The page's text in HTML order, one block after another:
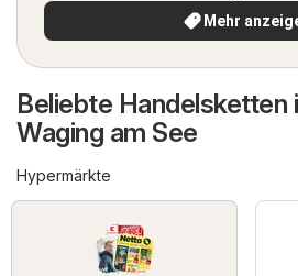
Mehr
Beliebte Handelsketten
Waging am See
Hypermärkte